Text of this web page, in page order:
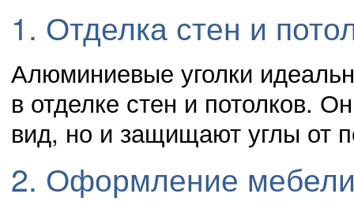
Новое поколение обязано жизнью участникам ВОВ
1. Отделка стен и
Алюминиевые уголки
в отделке стен и потолков.
вид, но и защищают углы от
2. Оформление